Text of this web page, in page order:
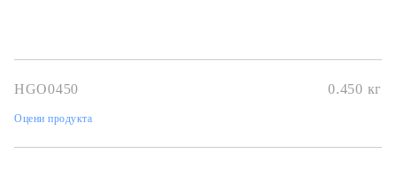
HGO0450 0.450 кг
Оцени продукта